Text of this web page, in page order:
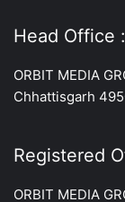
Head Office :
ORBIT MEDIA
Chhattisgarh
Registered
ORBIT MEDIA